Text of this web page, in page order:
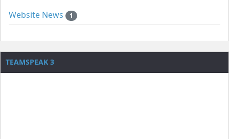
Website News 1
TEAMSPEAK 3